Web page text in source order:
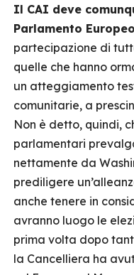
Il CAI deve
Parlamento Europeo
partecipazione di
quelle che hanno
un atteggiamento
comunitarie, a
Non è detto, quindi,
parlamentari
nettamente da
prediligere
anche tenere in
avranno luogo le
prima volta dopo
la Cancelliera ha